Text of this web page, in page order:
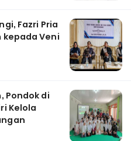
Fazri Pria
kepada Veni
Pondok di
Kelola